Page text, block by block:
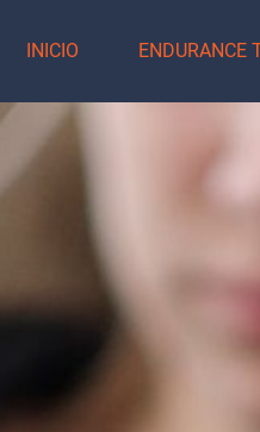
INICIO ENDURANCE